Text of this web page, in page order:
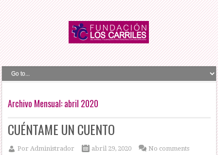
Archivo Mensual:abril 2020
CUÉNTAME UN CUENTO
PorAdministrador
abril 29, 2020
No comments